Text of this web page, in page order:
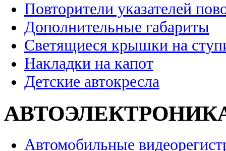
Повторители указателей
Дополнительные габариты
Светящиеся крышки на
Накладки на капот
Детские автокресла
Автомобильные